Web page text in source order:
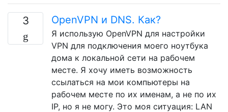
3 OpenVPN и DNS. Как?
Я использую OpenVPN для настройки
VPN для подключения моего ноутбука
дома к локальной сети на рабочем
месте. Я хочу иметь возможность
ссылаться на мои компьютеры на
рабочем месте по их именам, а не по их
IP, но я не могу. Это моя ситуация: LAN